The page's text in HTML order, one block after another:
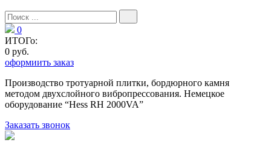
0
ИТОГо:
0 руб.
оформиить заказ
Производство тротуарной плитки, бордюрного камня
методом двухслойного вибропресcования. Немецкое
оборудование “Hess RH 2000VA”
Заказать звонок